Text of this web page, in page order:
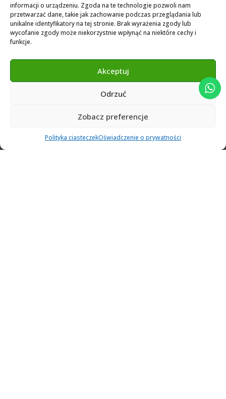
informacji o urządzeniu. Zgoda na te technologie pozwoli nam
przetwarzać dane, takie jak zachowanie podczas przeglądania lub
unikalne identyfikatory na tej stronie. Brak wyrażenia zgody lub
wycofanie zgody może niekorzystnie wpłynąć na niektóre cechy i
funkcje.
Akceptuj
Odrzuć
Zobacz preferencje
Polityka ciasteczekOświadczenie o prywatności
3Shape 2024 Library
Exocad 2024 Library
Novamind bredent blueski 2025
© 2024 Abutment Implants PL. All rights reserved
Menu